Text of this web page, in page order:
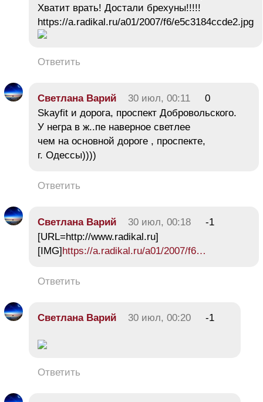
Хватит врать! Достали брехуны!!!!!
https://a.radikal.ru/a01/2007/f6/e5c3184ccde2.jpg
Ответить
Светлана Варий 30 июл, 00:11
0
Skayfit и дорога, проспект Добровольского.
У негра в ж..пе наверное светлее
чем на основной дороге , проспекте,
г. Одессы))))
Ответить
Светлана Варий 30 июл, 00:18
-1
[URL=http://www.radikal.ru]
[IMG]https://a.radikal.ru/a01/2007/f6…
Ответить
Светлана Варий 30 июл, 00:20 -1
Ответить